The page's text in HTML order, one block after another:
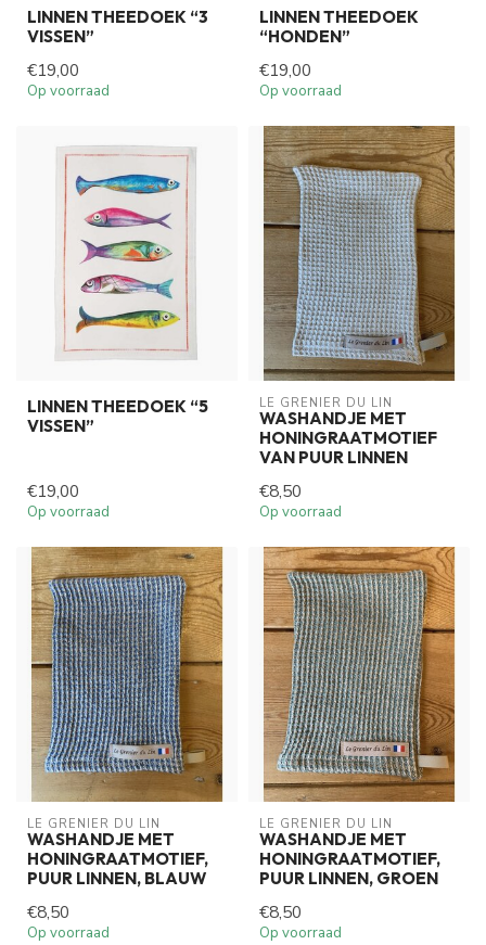
LINNEN THEEDOEK “3
VISSEN”
€19,00
Op voorraad
LINNEN THEEDOEK
“HONDEN”
€19,00
Op voorraad
LINNEN THEEDOEK “5
VISSEN”
€19,00
Op voorraad
LE GRENIER DU LIN
WASHANDJE MET
HONINGRAATMOTIEF
VAN PUUR LINNEN
€8,50
Op voorraad
LE GRENIER DU LIN
WASHANDJE MET
HONINGRAATMOTIEF,
PUUR LINNEN, BLAUW
€8,50
Op voorraad
LE GRENIER DU LIN
WASHANDJE MET
HONINGRAATMOTIEF,
PUUR LINNEN, GROEN
€8,50
Op voorraad